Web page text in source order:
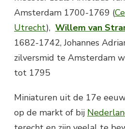
Amsterdam 1700-1769 (
Utrecht), Willem van
1682-1742, Johannes
zilversmid te Amsterdam
tot 1795
Miniaturen uit de 17e
op de markt of bij